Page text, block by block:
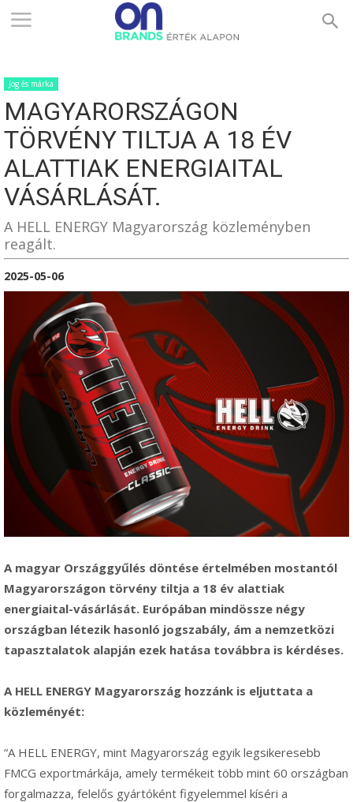
ONBRANDS
–
ÉRTÉK
ALAPON
Jog és márka
MAGYARORSZÁGON
TÖRVÉNY TILTJA A 18 ÉV
ALATTIAK ENERGIAITAL
VÁSÁRLÁSÁT.
A HELL ENERGY Magyarország közleményben
reagált.
2025-05-06
A magyar Országgyűlés döntése értelmében mostantól
Magyarországon törvény tiltja a 18 év alattiak
energiaital-vásárlását. Európában mindössze négy
országban létezik hasonló jogszabály, ám a nemzetközi
tapasztalatok alapján ezek hatása továbbra is kérdéses.
A HELL ENERGY Magyarország hozzánk is eljuttata a
közleményét:
“A HELL ENERGY, mint Magyarország egyik legsikeresebb
FMCG exportmárkája, amely termékeit több mint 60 országban
forgalmazza, felelős gyártóként figyelemmel kíséri a